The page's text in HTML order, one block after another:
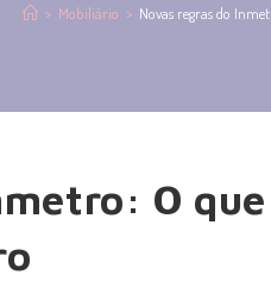
> Mobiliário > Novas regras do
O